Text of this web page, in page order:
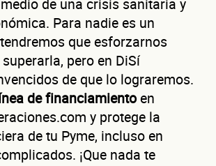
de una crisis sanitaria y
Para nadie es un
que esforzarnos
pero en DiSí
de que lo lograremos.
de financiamientoen
y protege la
de tu Pyme, incluso en
¡Que nada te